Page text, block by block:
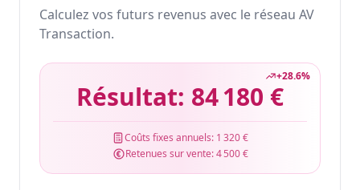
Calculez vos futurs revenus avec le réseau AV
Transaction.
+28.6%
Résultat: 84 180 €
Coûts fixes annuels: 1 320 €
Retenues sur vente:4 500 €